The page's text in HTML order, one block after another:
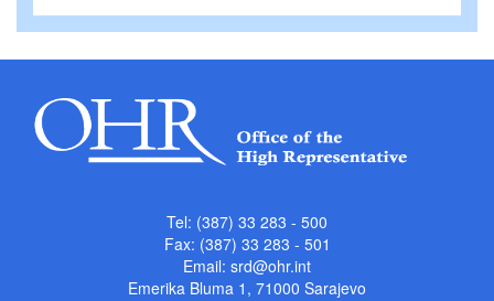
Tel: (387) 33 283 - 500
Fax: (387) 33 283 - 501
Email: srd@ohr.int
Emerika Bluma 1, 71000 Sarajevo